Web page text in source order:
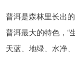
普洱是森林里长出
普洱最大的特色，“
天蓝、地绿、水净